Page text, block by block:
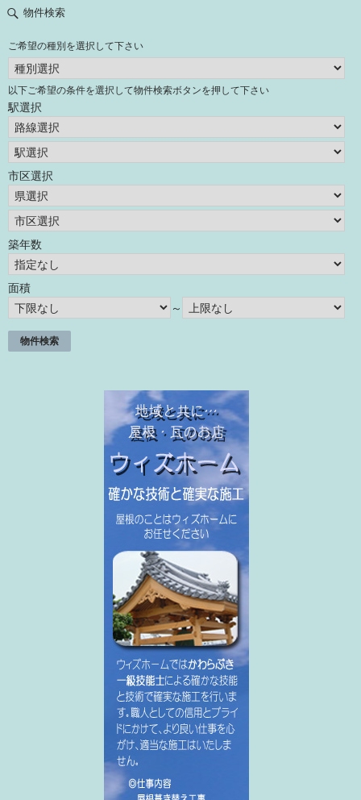
物件検索
ご希望の種別を選択して下さい
以下ご希望の条件を選択して物件検索ボタンを押して下さい
駅選択
市区選択
築年数
面積
～